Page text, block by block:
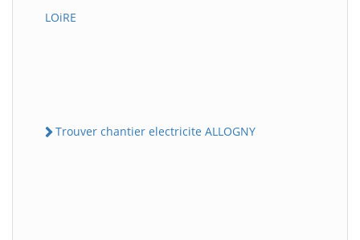
LOiRE
Trouver chantier electricite ALLOGNY